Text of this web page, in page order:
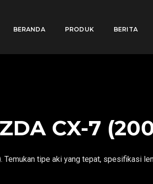
BERANDA PRODUK BERITA
CX-7
tipe aki yang tepat, spesifikasi